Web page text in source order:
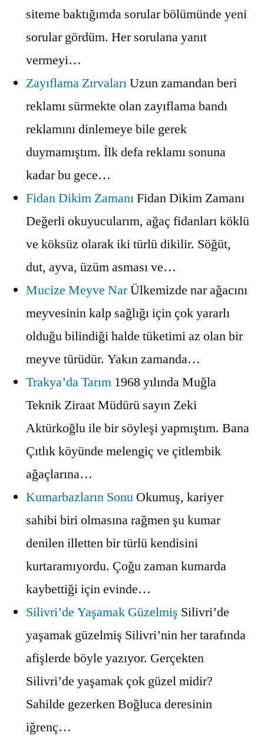
siteme baktığımda sorular bölümünde yeni
sorular gördüm. Her sorulana yanıt
vermeyi…
Zayıflama ZırvalarıUzun zamandan beri
reklamı sürmekte olan zayıflama bandı
reklamını dinlemeye bile gerek
duymamıştım. İlk defa reklamı sonuna
kadar bu gece…
Fidan Dikim ZamanıFidan Dikim Zamanı
Değerli okuyucularım, ağaç fidanları köklü
ve köksüz olarak iki türlü dikilir. Söğüt,
dut, ayva, üzüm asması ve…
Mucize Meyve NarÜlkemizde nar ağacını
meyvesinin kalp sağlığı için çok yararlı
olduğu bilindiği halde tüketimi az olan bir
meyve türüdür. Yakın zamanda…
Trakya’da Tarım 1968 yılında Muğla
Teknik Ziraat Müdürü sayın Zeki
Aktürkoğlu ile bir söyleşi yapmıştım. Bana
Çıtlık köyünde melengiç ve çitlembik
ağaçlarına…
Kumarbazların Sonu Okumuş, kariyer
sahibi biri olmasına rağmen şu kumar
denilen illetten bir türlü kendisini
kurtaramıyordu. Çoğu zaman kumarda
kaybettiği için evinde…
Silivri’de Yaşamak Güzelmiş Silivri’de
yaşamak güzelmiş Silivri’nin her tarafında
afişlerde böyle yazıyor. Gerçekten
Silivri’de yaşamak çok güzel midir?
Sahilde gezerken Boğluca deresinin
iğrenç…